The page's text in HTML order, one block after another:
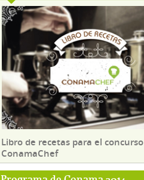
Libro de recetas para el concurso
ConamaChef